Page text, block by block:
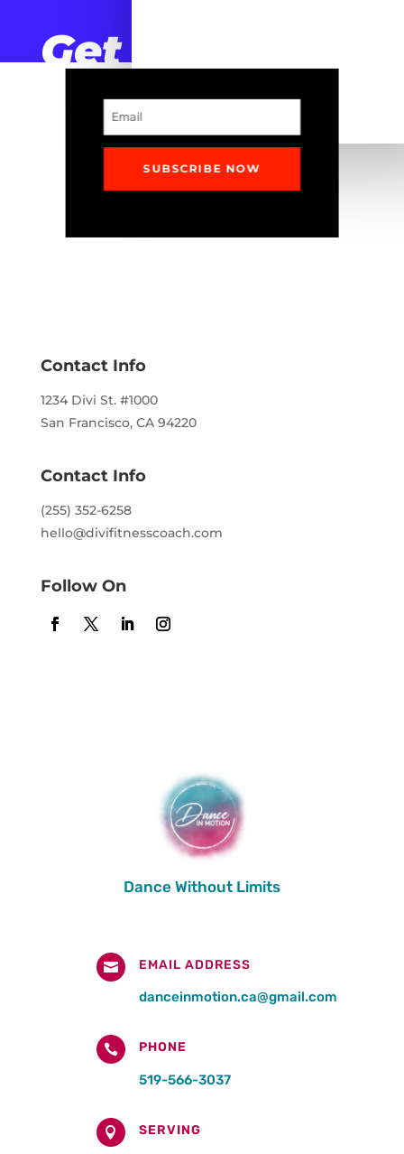
Get
Movin’
SUBSCRIBE NOW
Contact Info
1234 Divi St. #1000
San Francisco, CA 94220
Contact Info
(255) 352-6258
hello@divifitnesscoach.com
Follow On
Dance Without Limits
 EMAIL ADDRESS
danceinmotion.ca@gmail.com
 PHONE
519-566-3037
 SERVING